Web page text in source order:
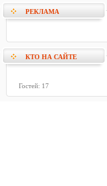
РЕКЛАМА
КТО НА САЙТЕ
Гостей: 17